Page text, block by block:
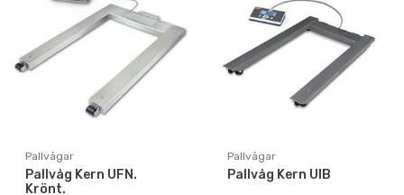
Pallvågar
Pallvåg Kern UFN.
Krönt.
Pallvågar
Pallvåg Kern UIB